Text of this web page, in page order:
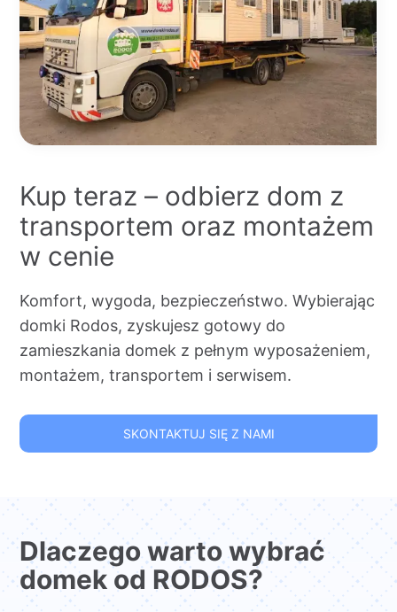
Kup teraz – odbierz dom z
transportem oraz montażem
w cenie
Komfort, wygoda, bezpieczeństwo. Wybierając
domki Rodos, zyskujesz gotowy do
zamieszkania domek z pełnym wyposażeniem,
montażem, transportem i serwisem.
SKONTAKTUJ SIĘ Z NAMI
Dlaczego warto wybrać
domek od RODOS?